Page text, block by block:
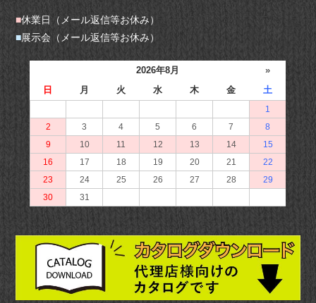
■休業日（メール返信等お休み）
■展示会（メール返信等お休み）